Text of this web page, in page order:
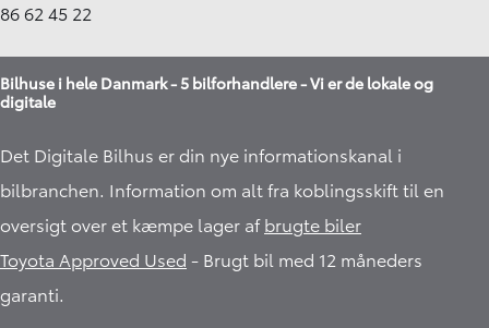
86 62 45 22
Bilhuse i hele Danmark - 5 bilforhandlere - Vi er de lokale og
digitale
Det Digitale Bilhus er din nye informationskanal i
bilbranchen. Information om alt fra koblingsskift til en
oversigt over et kæmpe lager afbrugte biler
Toyota Approved Used - Brugt bil med 12 måneders
garanti.​